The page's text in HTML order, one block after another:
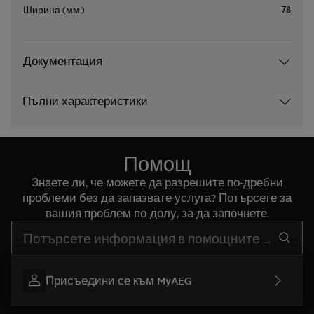
Ширина (мм.) 78
Документация
Пълни характеристики
Помощ
Знаете ли, че можете да разрешите по-дребни
проблеми без да запазвате услуга? Потърсете за
вашия проблем по-долу, за да започнете.
Присъедини се към MyAEG